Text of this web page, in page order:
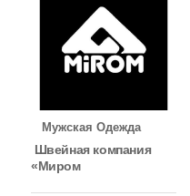
Мужская Одежда
Швейная компания
«Миром